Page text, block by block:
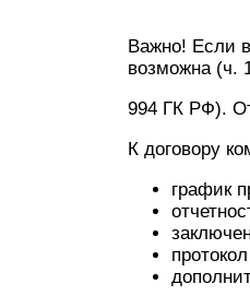
Важно! Если
возможна (ч.
994 ГК РФ).
К договору
график